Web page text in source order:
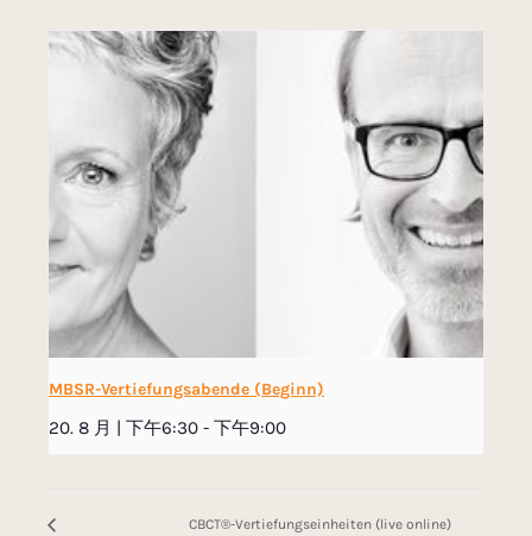
MBSR-Vertiefungsabende (Beginn)
20. 8 月 | 下午6:30 - 下午9:00
CBCT®-Vertiefungseinheiten (live online)